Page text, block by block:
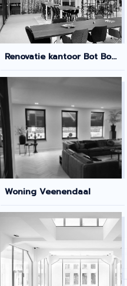
Renovatie kantoor Bot Bouw
Woning Veenendaal